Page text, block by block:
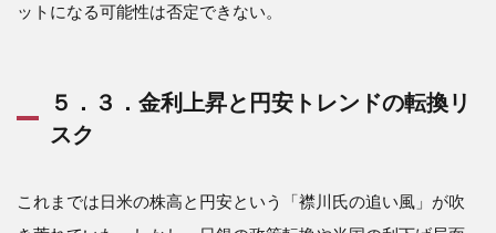
ットになる可能性は否定できない。
５．３．金利上昇と円安トレンドの転換リ
スク
これまでは日米の株高と円安という「襟川氏の追い風」が吹